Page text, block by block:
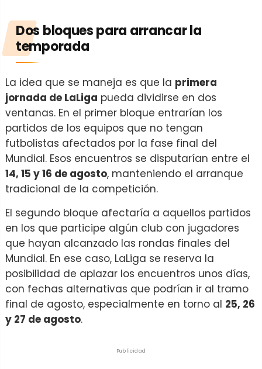
Dos bloques para arrancar la
temporada
La idea que se maneja es que la primera
jornada de LaLiga pueda dividirse en dos
ventanas. En el primer bloque entrarían los
partidos de los equipos que no tengan
futbolistas afectados por la fase final del
Mundial. Esos encuentros se disputarían entre el
14, 15 y 16 de agosto, manteniendo el arranque
tradicional de la competición.
El segundo bloque afectaría a aquellos partidos
en los que participe algún club con jugadores
que hayan alcanzado las rondas finales del
Mundial. En ese caso, LaLiga se reserva la
posibilidad de aplazar los encuentros unos días,
con fechas alternativas que podrían ir al tramo
final de agosto, especialmente en torno al 25, 26
y 27 de agosto.
Publicidad